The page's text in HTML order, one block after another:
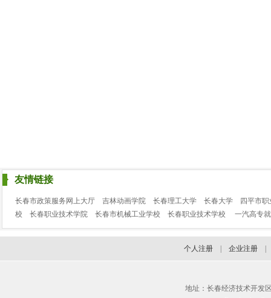
友情链接
长春市政策服务网上大厅 吉林动画学院 长春理工大学 长春大学
四平市
校
长春职业技术学院 长春市机械工业学校 长春职业技术学校 一汽高专
个人注册 企业注册
地址：长春经济技术开发